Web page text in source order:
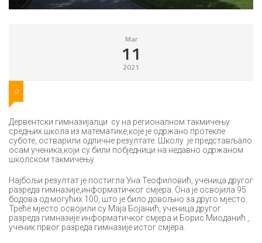
Mar
11
2021
0
Дервентски гимназијалци су на регионалном такмичењу
средњих школа из математике,које је одржано протекле
суботе, остварили одличне резултате. Школу је представљало
осам ученика,који су били побједници на недавно одржаном
школском такмичењу.
Најбољи резултат је постигла Уна Теофиловић, ученица другог
разреда гимназије,информатичког смјера. Она је освојила 95
бодова од могућих 100, што је било довољно за друго мјесто.
Треће мјесто освојили су Маја Бојанић, ученица другог
разреда гимназије информатичког смјера и Борис Миоданић ,
ученик првог разреда гимназије истог смјера.